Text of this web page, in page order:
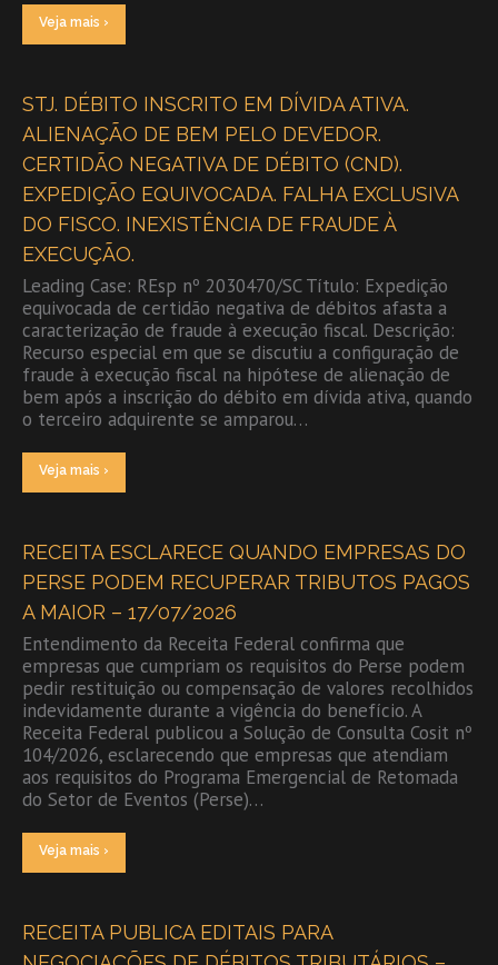
Veja mais ›
STJ. DÉBITO INSCRITO EM DÍVIDA ATIVA.
ALIENAÇÃO DE BEM PELO DEVEDOR.
CERTIDÃO NEGATIVA DE DÉBITO (CND).
EXPEDIÇÃO EQUIVOCADA. FALHA EXCLUSIVA
DO FISCO. INEXISTÊNCIA DE FRAUDE À
EXECUÇÃO.
Leading Case: REsp nº 2030470/SC Título: Expedição
equivocada de certidão negativa de débitos afasta a
caracterização de fraude à execução fiscal. Descrição:
Recurso especial em que se discutiu a configuração de
fraude à execução fiscal na hipótese de alienação de
bem após a inscrição do débito em dívida ativa, quando
o terceiro adquirente se amparou…
Veja mais ›
RECEITA ESCLARECE QUANDO EMPRESAS DO
PERSE PODEM RECUPERAR TRIBUTOS PAGOS
A MAIOR – 17/07/2026
Entendimento da Receita Federal confirma que
empresas que cumpriam os requisitos do Perse podem
pedir restituição ou compensação de valores recolhidos
indevidamente durante a vigência do benefício. A
Receita Federal publicou a Solução de Consulta Cosit nº
104/2026, esclarecendo que empresas que atendiam
aos requisitos do Programa Emergencial de Retomada
do Setor de Eventos (Perse)…
Veja mais ›
RECEITA PUBLICA EDITAIS PARA